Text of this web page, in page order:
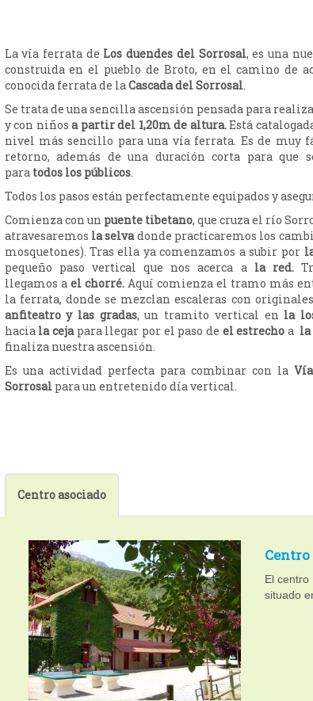
La vía ferrata de Los duendes del Sorrosal, es una
construida en el pueblo de Broto, en el camino de
conocida ferrata de laCascada del Sorrosal.
Se trata de una sencilla ascensión pensada para
y con niñosa partir del 1,20m de altura.Está
nivel más sencillo para una vía ferrata. Es de muy
retorno, además de una duración corta para que
para todos los públicos.
Todos los pasos están perfectamente equipados y
Comienza con un puente tibetano, que cruza el río
atravesaremos la selvadonde practicaremos los
mosquetones). Tras ella ya comenzamos a subir por
pequeño paso vertical que nos acerca a la red.
llegamos a el chorré. Aquí comienza el tramo más
la ferrata, donde se mezclan escaleras con
anfiteatro y las gradas, un tramito vertical en la
hacia la cejapara llegar por el paso de el estrecho a la
finaliza nuestra ascensión.
Es una actividad perfecta para combinar con la
Sorrosal para un entretenido día vertical.
Centro asociado
El centro
situado